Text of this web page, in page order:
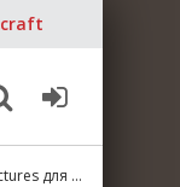
[1.21.8, 1.21.5, 1.21.4]